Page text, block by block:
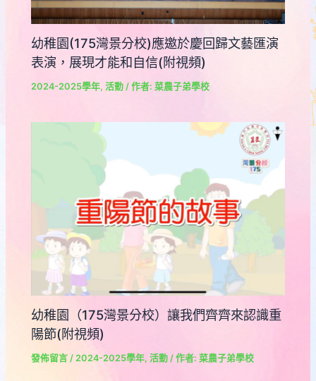
幼稚園(175灣景分校)應邀於慶回歸文藝匯演
表演，展現才能和自信(附視頻)
2024-2025學年,活動 / 作者:菜農子弟學校
幼稚園（175灣景分校）讓我們齊齊來認識重
陽節(附視頻)
發佈留言 /2024-2025學年,活動 / 作者:菜農子弟學校